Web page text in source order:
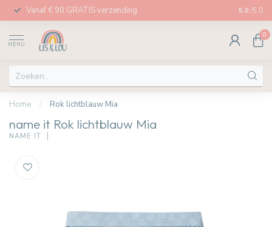
Vanaf € 90 GRATIS verzending Afhalen
5.0 /5.0
MENU
0
Home / Rok lichtblauw Mia
name it Rok lichtblauw Mia
NAME IT